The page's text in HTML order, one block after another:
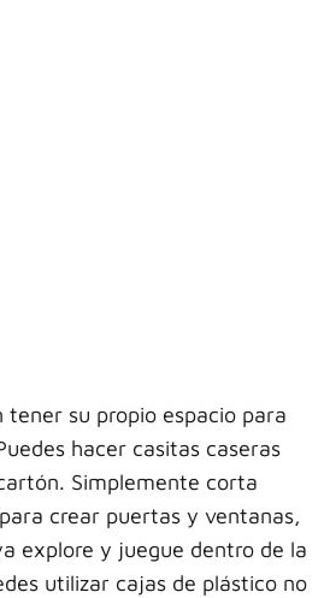
tener su propio espacio para
hacer casitas caseras
Simplemente corta
crear puertas y ventanas,
explore y juegue dentro de la
utilizar cajas de plástico no